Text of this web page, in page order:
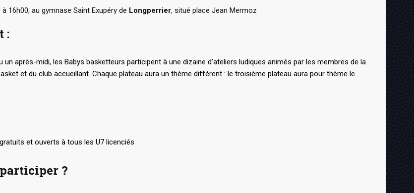
16h00, au gymnase Saint Exupéry de Longperrier, situé place Jean Mermoz
:
un après-midi, les Babys basketteurs participent à une dizaine d’ateliers ludiques animés par les membres de la
et du club accueillant. Chaque plateau aura un thème différent : le troisième plateau aura pour thème le
et ouverts à tous les U7 licenciés
?